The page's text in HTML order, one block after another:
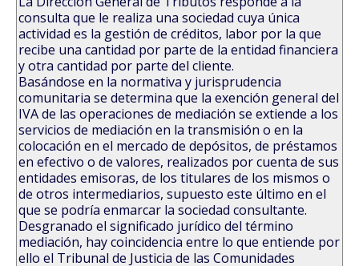
consulta que le realiza una sociedad cuya única
actividad es la gestión de créditos, labor por la que
recibe una cantidad por parte de la entidad financiera
y otra cantidad por parte del cliente.
Basándose en la normativa y jurisprudencia
comunitaria se determina que la exención general del
IVA de las operaciones de mediación se extiende a los
servicios de mediación en la transmisión o en la
colocación en el mercado de depósitos, de préstamos
en efectivo o de valores, realizados por cuenta de sus
entidades emisoras, de los titulares de los mismos o
de otros intermediarios, supuesto este último en el
que se podría enmarcar la sociedad consultante.
Desgranado el significado jurídico del término
mediación, hay coincidencia entre lo que entiende por
ello el Tribunal de Justicia de las Comunidades